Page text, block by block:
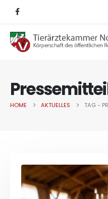
HOME AKTUELLES TAG -